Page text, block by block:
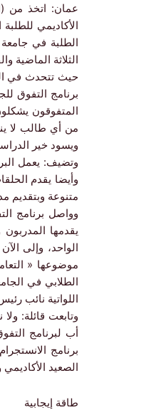
عمان: اتخذ من
الأكاديمي
الثلاثة الماضية
حيث تتحدث في
برنامج التفوق
المتفوقون
من أي طالب لا
ويسود خير
وتضيف: يعمل
وأيضا يقدم
متنوعة وبتقديم
وواصل برنامج
يقدمها
الواحد، وإلى
موضوعها «
الطلابي في
اللواتية نائب
وتابعت قائلة:
أب لبرنامج
برنامج
الصعيد
طاقة إيجابية